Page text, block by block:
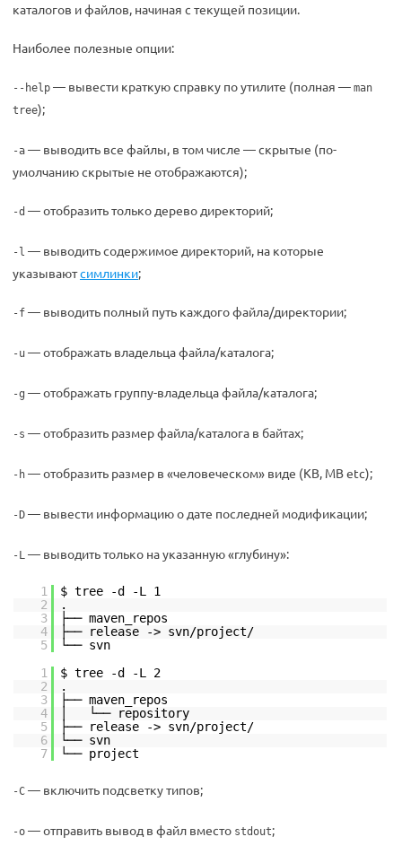
каталогов и файлов, начиная с текущей позиции.
Наиболее полезные опции:
--help — вывести краткую справку по утилите (полная — man
tree);
-a — выводить все файлы, в том числе — скрытые (по-
умолчанию скрытые не отображаются);
-d — отобразить только дерево директорий;
-l — выводить содержимое директорий, на которые
указываютсимлинки;
-f — выводить полный путь каждого файла/директории;
-u — отображать владельца файла/каталога;
-g — отображать группу-владельца файла/каталога;
-s — отобразить размер файла/каталога в байтах;
-h — отобразить размер в «человеческом» виде (KB, MB etc);
-D — вывести информацию о дате последней модификации;
-L — выводить только на указанную «глубину»:
1
$ tree -d -L 1
2
.
3
├── maven_repos
4
├── release -> svn/project/
5
└── svn
1
$ tree -d -L 2
2
.
3
├── maven_repos
4
│ └── repository
5
├── release -> svn/project/
6
└── svn
7
└── project
-C — включить подсветку типов;
-o — отправить вывод в файл вместо stdout;